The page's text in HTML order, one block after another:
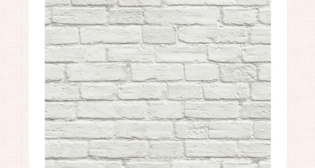
Страна:США
Материал основы:Бумага
Раппорт:
64